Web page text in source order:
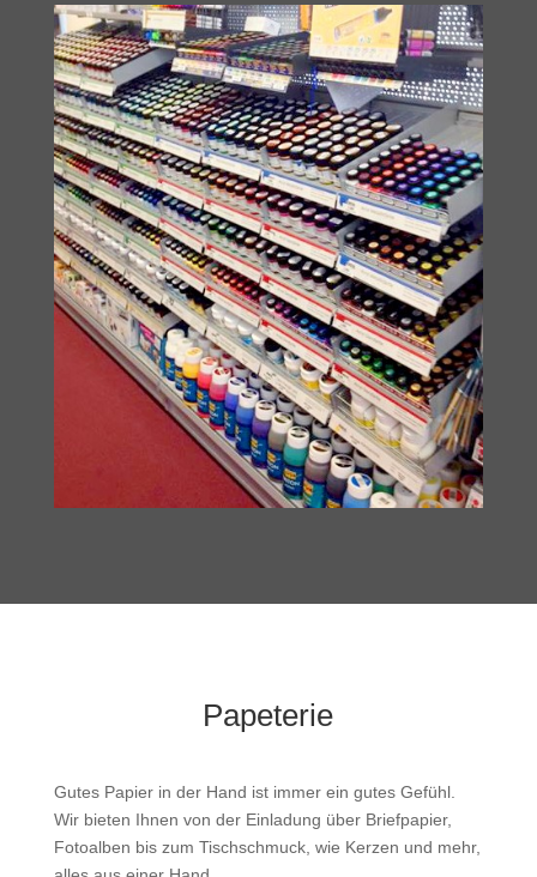
Papeterie
Gutes Papier in der Hand ist immer ein gutes Gefühl.
Wir bieten Ihnen von der Einladung über Briefpapier,
Fotoalben bis zum Tischschmuck, wie Kerzen und mehr,